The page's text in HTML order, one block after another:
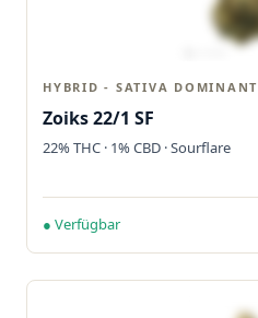
HYBRID - SATIVA DOMINANT
Zoiks 22/1 SF
22% THC · 1% CBD · Sourflare
● Verfügbar